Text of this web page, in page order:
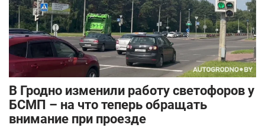
В Гродно изменили работу светофоров у
БСМП – на что теперь обращать
внимание при проезде